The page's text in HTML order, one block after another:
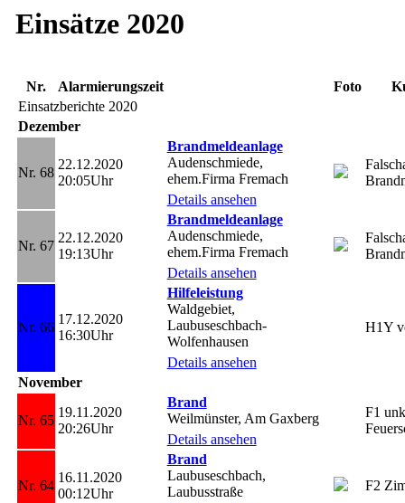
Einsätze 2020
Nr. Alarmierungszeit Foto
Einsatzberichte 2020
Dezember
Nr. 68
22.12.2020
20:05Uhr
Brandmeldeanlage
Audenschmiede,
ehem.Firma Fremach
Details ansehen
Nr. 67
22.12.2020
19:13Uhr
Brandmeldeanlage
Audenschmiede,
ehem.Firma Fremach
Details ansehen
Nr. 66
17.12.2020
16:30Uhr
Hilfeleistung
Waldgebiet,
Laubuseschbach-
Wolfenhausen
Details ansehen
H1Y
November
Nr. 65
19.11.2020
20:26Uhr
Brand
Weilmünster, Am Gaxberg
Details ansehen
F1
Nr. 64
16.11.2020
00:12Uhr
Brand
Laubuseschbach,
Laubusstraße
F2